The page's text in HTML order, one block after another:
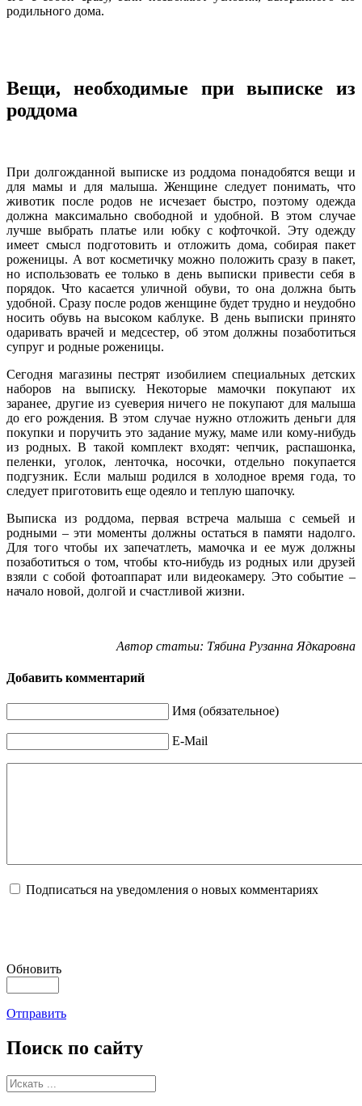
родильного дома.
Вещи, необходимые при выписке из
роддома
При долгожданной выписке из роддома понадобятся вещи и
для мамы и для малыша. Женщине следует понимать, что
животик после родов не исчезает быстро, поэтому одежда
должна максимально свободной и удобной. В этом случае
лучше выбрать платье или юбку с кофточкой. Эту одежду
имеет смысл подготовить и отложить дома, собирая пакет
роженицы. А вот косметичку можно положить сразу в пакет,
но использовать ее только в день выписки привести себя в
порядок. Что касается уличной обуви, то она должна быть
удобной. Сразу после родов женщине будет трудно и неудобно
носить обувь на высоком каблуке. В день выписки принято
одаривать врачей и медсестер, об этом должны позаботиться
супруг и родные роженицы.
Сегодня магазины пестрят изобилием специальных детских
наборов на выписку. Некоторые мамочки покупают их
заранее, другие из суеверия ничего не покупают для малыша
до его рождения. В этом случае нужно отложить деньги для
покупки и поручить это задание мужу, маме или кому-нибудь
из родных. В такой комплект входят: чепчик, распашонка,
пеленки, уголок, ленточка, носочки, отдельно покупается
подгузник. Если малыш родился в холодное время года, то
следует приготовить еще одеяло и теплую шапочку.
Выписка из роддома, первая встреча малыша с семьей и
родными – эти моменты должны остаться в памяти надолго.
Для того чтобы их запечатлеть, мамочка и ее муж должны
позаботиться о том, чтобы кто-нибудь из родных или друзей
взяли с собой фотоаппарат или видеокамеру. Это событие –
начало новой, долгой и счастливой жизни.
Автор статьи: Тябина Рузанна Ядкаровна
Добавить комментарий
Имя (обязательное)
E-Mail
Подписаться на уведомления о новых комментариях
Обновить
Отправить
Поиск по сайту